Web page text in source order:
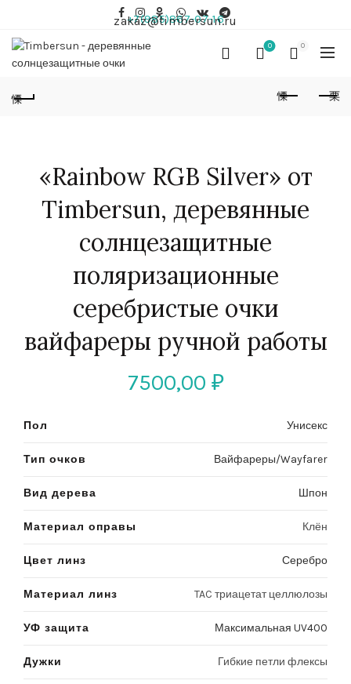
+7(985)867-07-16
zakaz@timbersun.ru
0 0
«Rainbow RGB Silver» от
Timbersun, деревянные
солнцезащитные
поляризационные
серебристые очки
вайфареры ручной работы
7500,00 ₽
Пол Унисекс
Тип очков Вайфареры/Wayfarer
Вид дерева Шпон
Материал оправы Клён
Цвет линз Серебро
Материал линз TAC триацетат целлюлозы
УФ защита Максимальная UV400
Дужки Гибкие петли флексы